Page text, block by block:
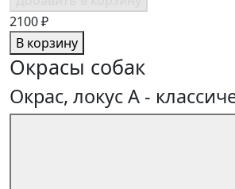
2100 ₽
В корзину
Окрасы собак
Окрас, локус A -